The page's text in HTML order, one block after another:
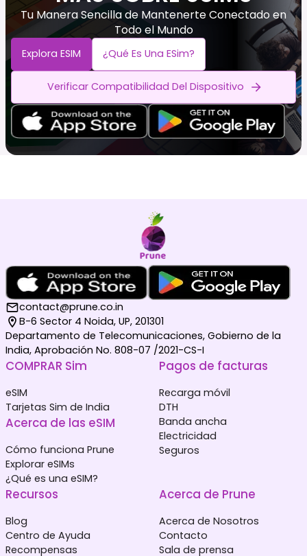
Tu Manera Sencilla de Mantenerte Conectado en
Todo el Mundo
Explora ESIM ¿Qué Es Una ESim?
Verificar Compatibilidad Del Dispositivo
contact@prune.co.in
B-6 Sector 4 Noida, UP, 201301
Departamento de Telecomunicaciones, Gobierno de la
India, Aprobación No. 808-07 /2021-CS-I
COMPRAR Sim
eSIM
Tarjetas Sim de India
Acerca de las eSIM
Cómo funciona Prune
Explorar eSIMs
¿Qué es una eSIM?
Pagos de facturas
Recarga móvil
DTH
Banda ancha
Electricidad
Seguros
Recursos
Blog
Centro de Ayuda
Recompensas
Acerca de Prune
Acerca de Nosotros
Contacto
Sala de prensa